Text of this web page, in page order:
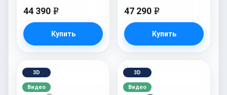
44 390 e
Купить
47 290 e
Купить
3D
Видео
3D
Видео